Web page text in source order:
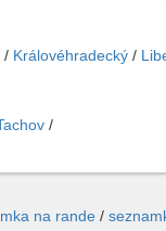
/ Královéhradecký /
/
na rande /